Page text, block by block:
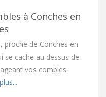
à Conches en
proche de Conches en
se cache au dessus de
vos combles.